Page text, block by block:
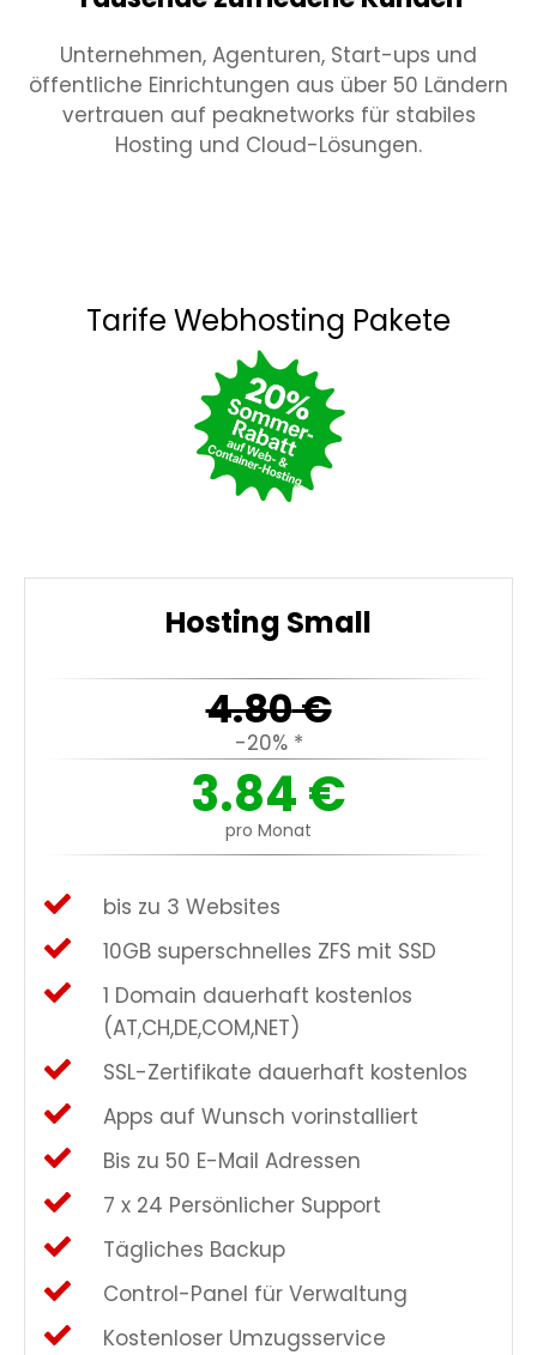
Unternehmen, Agenturen, Start-ups und
öffentliche Einrichtungen aus über 50 Ländern
vertrauen auf peaknetworks für stabiles
Hosting und Cloud-Lösungen.
Tarife Webhosting Pakete
Hosting Small
4.80€
-20% *
3.84€
pro Monat
bis zu 3 Websites
10GB superschnelles ZFS mit SSD
1 Domain dauerhaft kostenlos
(AT,CH,DE,COM,NET)
SSL-Zertifikate dauerhaft kostenlos
Apps auf Wunsch vorinstalliert
Bis zu 50 E-Mail Adressen
7 x 24 Persönlicher Support
Tägliches Backup
Control-Panel für Verwaltung
Kostenloser Umzugsservice